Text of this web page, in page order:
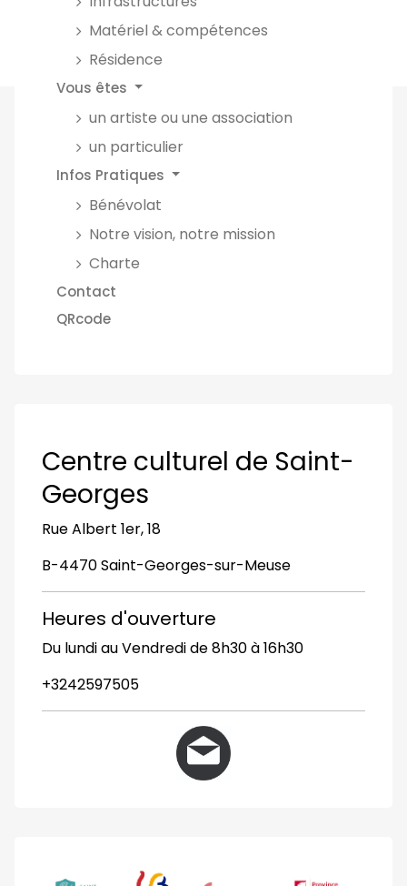
Matériel & compétences
Résidence
Vous êtes
un artiste ou une association
un particulier
Infos Pratiques
Bénévolat
Notre vision, notre mission
Charte
Contact
QRcode
Centre culturel de Saint-
Georges
Rue Albert 1er, 18
B-4470 Saint-Georges-sur-Meuse
Heures d'ouverture
Du lundi au Vendredi de 8h30 à 16h30
+3242597505